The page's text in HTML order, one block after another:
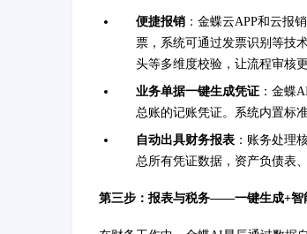
便捷报销 ：金蝶云APP和云报
票，系统可通过发票识别等技
头等多维度校验，让流程审核更
业务单据一键生成凭证 ：金蝶
总账的记账凭证。系统内置标
自动出具财务报表 ：账务处理
总所有凭证数据，资产负债表
第三步：报表与税务——一键生成+智